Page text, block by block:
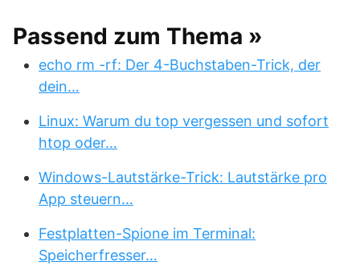
Passend zum Thema »
echo rm -rf: Der 4-Buchstaben-Trick, der
dein…
Linux: Warum du top vergessen und sofort
htop oder…
Windows-Lautstärke-Trick: Lautstärke pro
App steuern…
Festplatten-Spione im Terminal:
Speicherfresser…